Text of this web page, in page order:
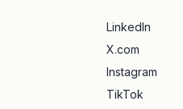
LinkedIn
X.com
Instagram
TikTok